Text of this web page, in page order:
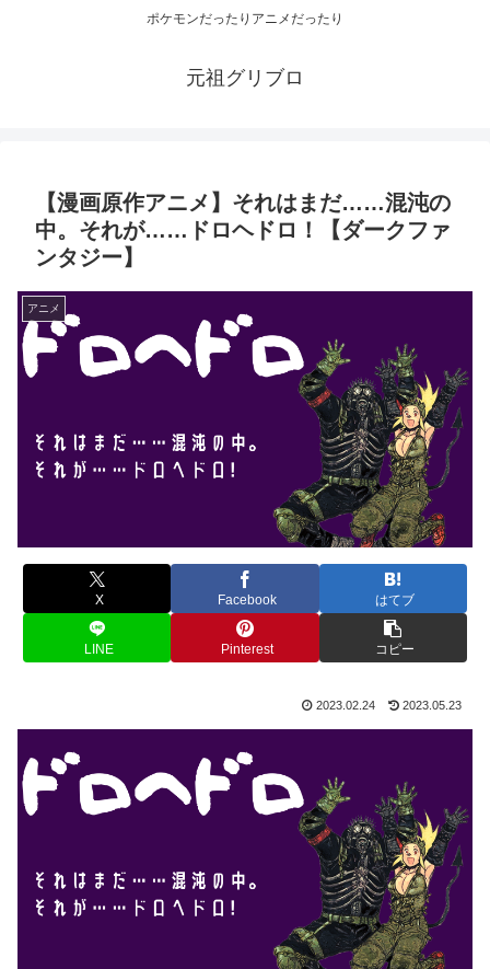
ポケモンだったりアニメだったり
元祖グリブロ
【漫画原作アニメ】それはまだ……混沌の
中。それが……ドロヘドロ！【ダークファ
ンタジー】
アニメ
X Facebook はてブ
LINE Pinterest コピー
2023.02.24 2023.05.23